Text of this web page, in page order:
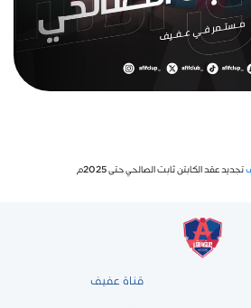
تجديد عقد الكابتن ثابت الصالحي حتى 2025م
قناة عفيف